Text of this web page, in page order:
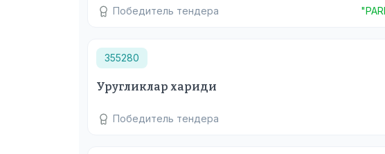
Победитель тендера
355280
Уругликлар хариди
Победитель тендера